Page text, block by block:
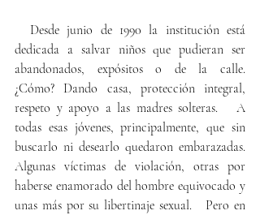
Desde junio de 1990 la institución está
dedicada a salvar niños que pudieran ser
abandonados, expósitos o de la calle.
¿Cómo? Dando casa, protección integral,
respeto y apoyo a las madres solteras.   A
todas esas jóvenes, principalmente, que sin
buscarlo ni desearlo quedaron embarazadas.
Algunas víctimas de violación, otras por
haberse enamorado del hombre equivocado y
unas más por su libertinaje sexual.   Pero en